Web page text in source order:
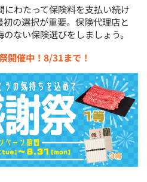
わたって保険料を支払い続け
の選択が重要。保険代理店と
ない保険選びをしましょう。
開催中！8/31まで！